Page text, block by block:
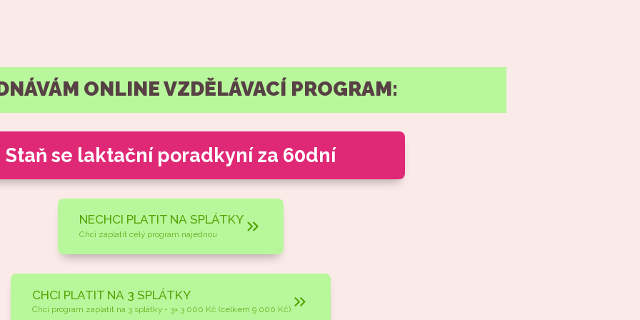
ONLINE VZDĚLÁVACÍ PROGRAM:
Staň se laktační poradkyní za 60dní
NECHCI PLATIT NA SPLÁTKY
Chci zaplatit celý program najednou
CHCI PLATIT NA 3 SPLÁTKY
Chci program zaplatit na 3 splátky - 3× 3 000 Kč (celkem 9 000 Kč)